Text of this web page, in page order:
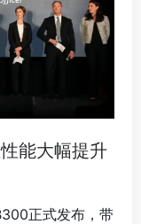
能大幅提升
正式发布，带